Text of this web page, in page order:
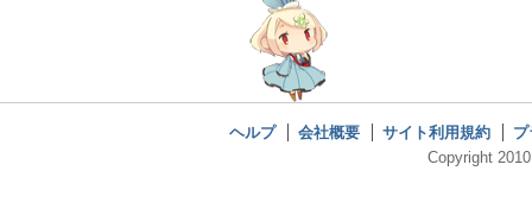
ヘルプ 会社概要 サイト利用規約
Copyright